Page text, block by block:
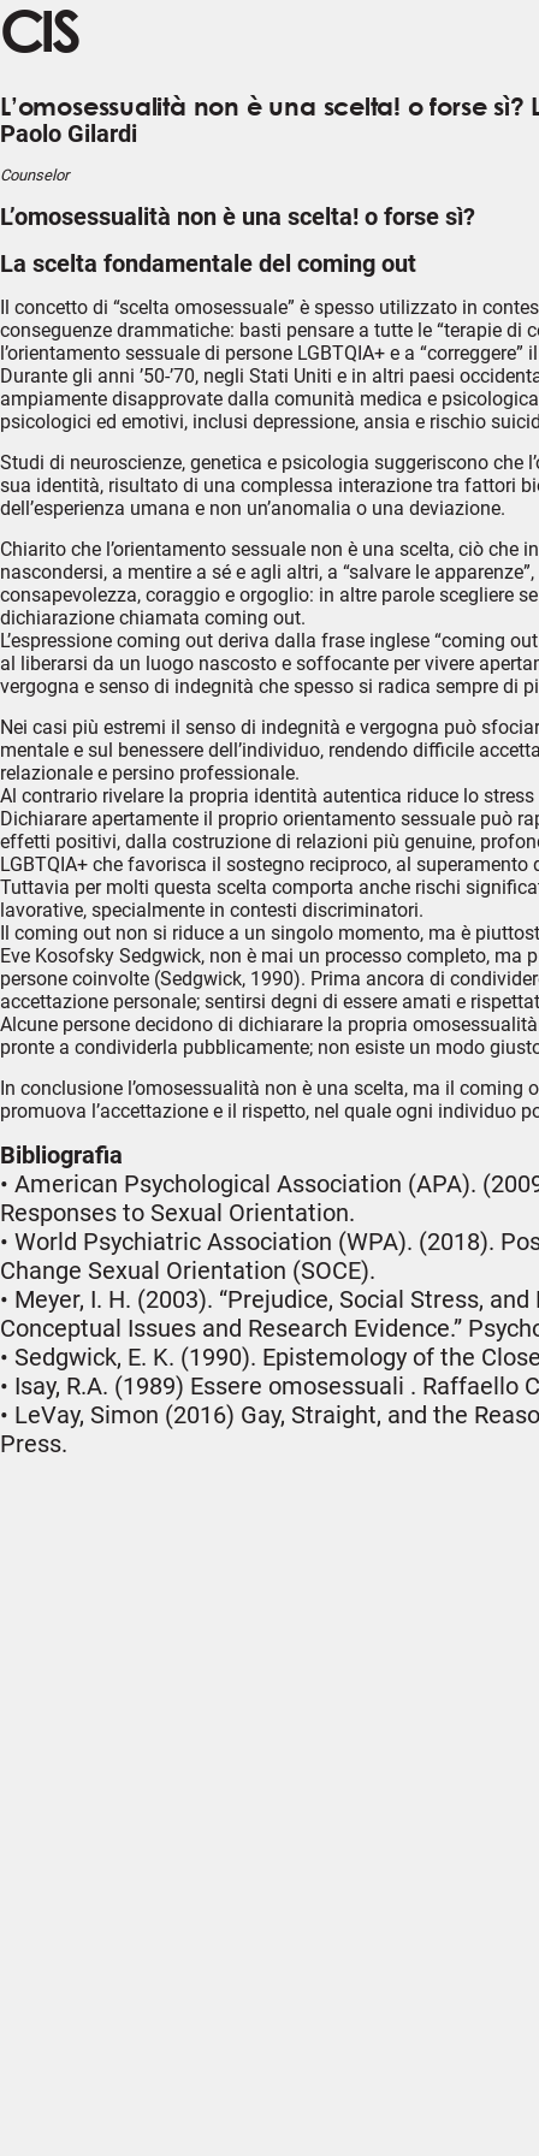
CIS
L’omosessualità non è una scelta! o forse
Paolo Gilardi
Counselor
L’omosessualità non è una scelta! o forse sì?
La scelta fondamentale del coming out
Il concetto di “scelta omosessuale” è spesso utilizzato in
conseguenze drammatiche: basti pensare a tutte le “terapie
l’orientamento sessuale di persone LGBTQIA+ e a
Durante gli anni ’50-’70, negli Stati Uniti e in altri paesi
ampiamente disapprovate dalla comunità medica e
psicologici ed emotivi, inclusi depressione, ansia e rischio
Studi di neuroscienze, genetica e psicologia suggeriscono che
sua identità, risultato di una complessa interazione tra fattori
dell’esperienza umana e non un’anomalia o una deviazione.
Chiarito che l’orientamento sessuale non è una scelta, ciò che
nascondersi, a mentire a sé e agli altri, a “salvare le
consapevolezza, coraggio e orgoglio: in altre parole scegliere
dichiarazione chiamata coming out.
L’espressione coming out deriva dalla frase inglese “coming
al liberarsi da un luogo nascosto e soffocante per vivere
vergogna e senso di indegnità che spesso si radica sempre di
Nei casi più estremi il senso di indegnità e vergogna può
mentale e sul benessere dell’individuo, rendendo difficile
relazionale e persino professionale.
Al contrario rivelare la propria identità autentica riduce lo
Dichiarare apertamente il proprio orientamento sessuale può
effetti positivi, dalla costruzione di relazioni più genuine,
LGBTQIA+ che favorisca il sostegno reciproco, al
Tuttavia per molti questa scelta comporta anche rischi
lavorative, specialmente in contesti discriminatori.
Il coming out non si riduce a un singolo momento, ma è
Eve Kosofsky Sedgwick, non è mai un processo completo,
persone coinvolte (Sedgwick, 1990). Prima ancora di
accettazione personale; sentirsi degni di essere amati e
Alcune persone decidono di dichiarare la propria
pronte a condividerla pubblicamente; non esiste un modo
In conclusione l’omosessualità non è una scelta, ma il
promuova l’accettazione e il rispetto, nel quale ogni individuo
Bibliografia
• American Psychological Association (APA).
Responses to Sexual Orientation.
• World Psychiatric Association (WPA). (2018).
Change Sexual Orientation (SOCE).
• Meyer, I. H. (2003). “Prejudice, Social Stress,
Conceptual Issues and Research Evidence.”
• Sedgwick, E. K. (1990). Epistemology of the
• Isay, R.A. (1989) Essere omosessuali . Raffaello
• LeVay, Simon (2016) Gay, Straight, and the
Press.